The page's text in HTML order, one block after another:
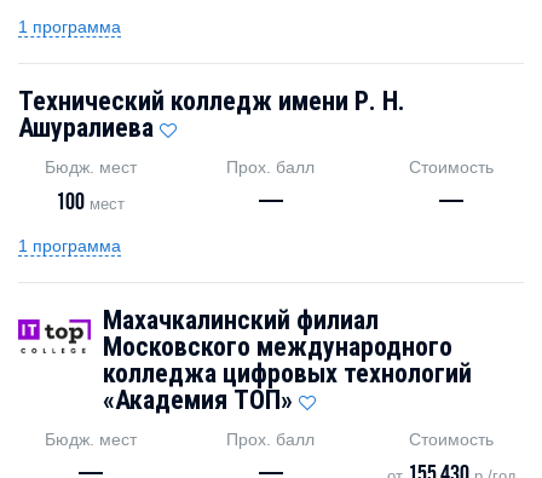
1 программа
Технический колледж имени Р. Н.
Ашуралиева
Бюдж. мест
100 мест
Прох. балл
—
Стоимость
—
1 программа
Махачкалинский филиал
Московского международного
колледжа цифровых технологий
«Академия ТОП»
Бюдж. мест Прох. балл Стоимость